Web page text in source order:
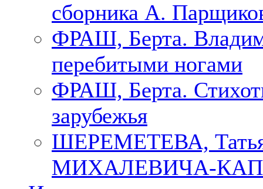
сборника А.
ФРАШ, Берта.
перебитыми ногами
ФРАШ, Берта.
зарубежья
ШЕРЕМЕТЕВА,
МИХАЛЕВИЧА-